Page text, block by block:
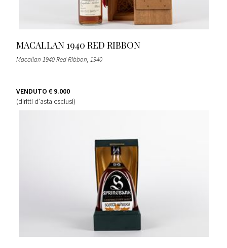
MACALLAN 1940 RED RIBBON
Macallan 1940 Red Ribbon, 1940
VENDUTO € 9.000
(diritti d'asta esclusi)